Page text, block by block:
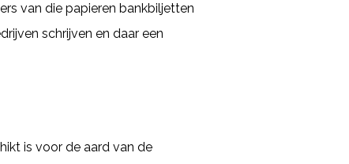
van die papieren bankbiljetten
schrijven en daar een
is voor de aard van de